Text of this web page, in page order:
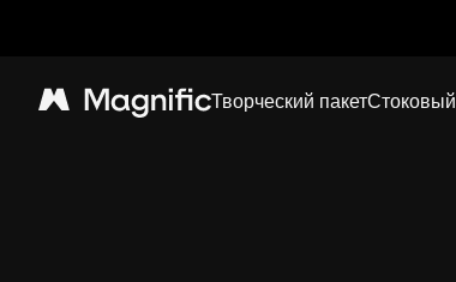
Magnific Творческий пакетСтоковый